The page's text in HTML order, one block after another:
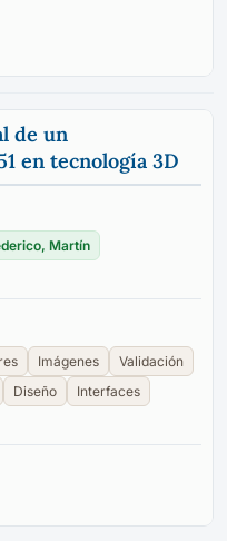
de un
en tecnología 3D
Martín
Imágenes
Validación
Diseño
Interfaces